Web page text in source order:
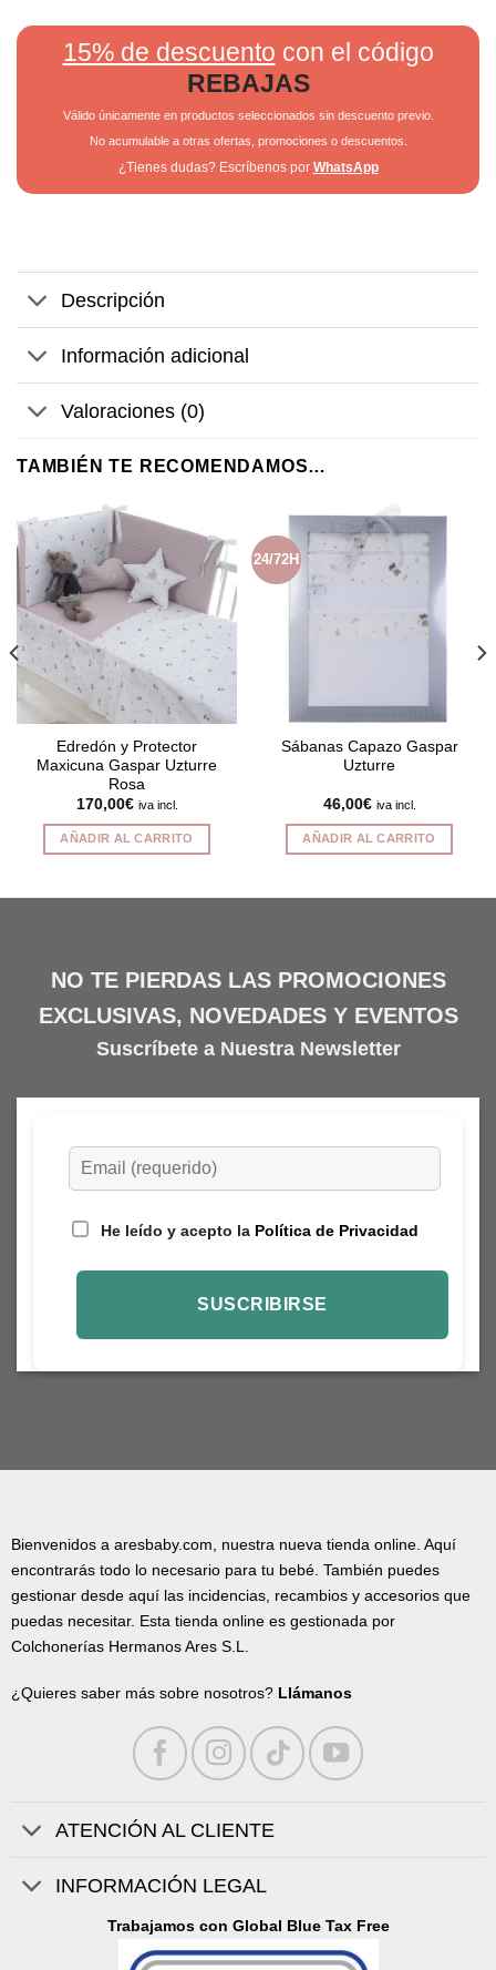
15% de descuento con el código
REBAJAS
Válido únicamente en productos seleccionados sin descuento previo.
No acumulable a otras ofertas, promociones o descuentos.
¿Tienes dudas? Escríbenos por WhatsApp
Descripción
Información adicional
Valoraciones (0)
TAMBIÉN TE RECOMENDAMOS…
Edredón y Protector
Maxicuna Gaspar Uzturre
Rosa
170,00€ iva incl.
AÑADIR AL CARRITO
24/72H
Sábanas Capazo Gaspar
Uzturre
46,00€ iva incl.
AÑADIR AL CARRITO
NO TE PIERDAS LAS PROMOCIONES
EXCLUSIVAS, NOVEDADES Y EVENTOS
Suscríbete a Nuestra Newsletter
He leído y acepto la Política de Privacidad
Bienvenidos a aresbaby.com, nuestra nueva tienda online. Aquí
encontrarás todo lo necesario para tu bebé. También puedes
gestionar desde aquí las incidencias, recambios y accesorios que
puedas necesitar. Esta tienda online es gestionada por
Colchonerías Hermanos Ares S.L.
¿Quieres saber más sobre nosotros? Llámanos
ATENCIÓN AL CLIENTE
INFORMACIÓN LEGAL
Trabajamos con Global Blue Tax Free